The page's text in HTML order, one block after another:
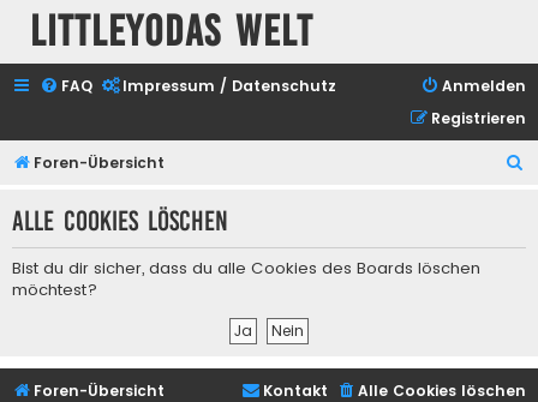
Littleyodas Welt
FAQ Impressum / Datenschutz
Anmelden
Registrieren
Foren-Übersicht
h
Alle Cookies löschen
Bist du dir sicher, dass du alle Cookies des Boards löschen
möchtest?
Foren-Übersicht Alle Cookies löschen
Kontakt